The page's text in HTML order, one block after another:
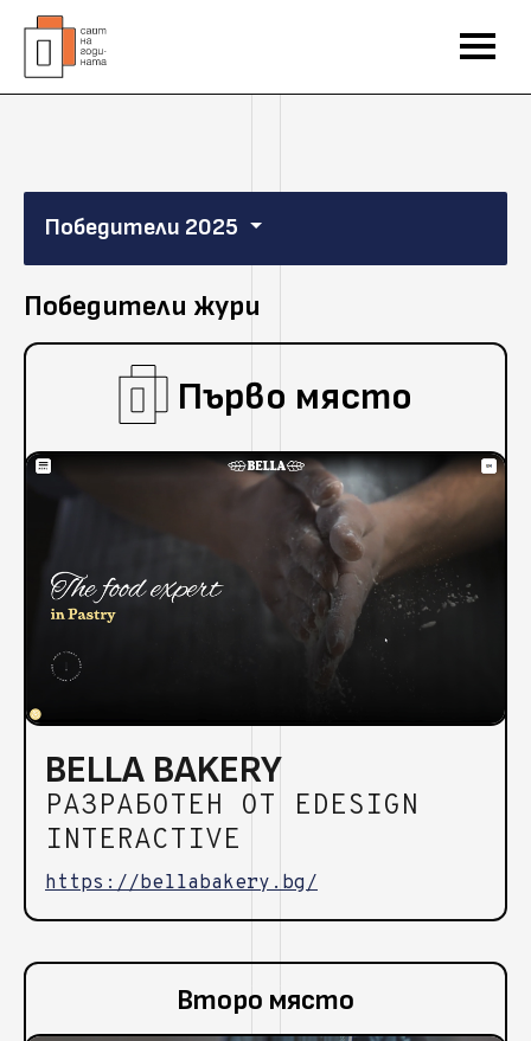
Победители 2025
Победители жури
Първо място
BELLA BAKERY
РАЗРАБОТЕН ОТ EDESIGN
INTERACTIVE
https://bellabakery.bg/
Второ място